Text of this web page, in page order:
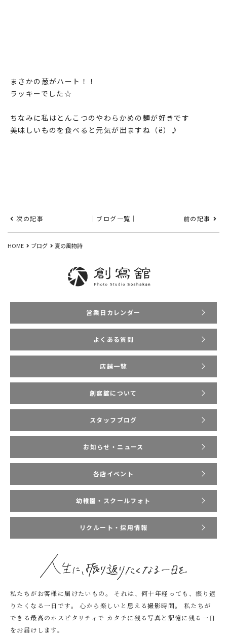
まさかの葱がハート！！
ラッキーでした☆
ちなみに私はとんこつのやわらかめの麺が好きです
美味しいものを食べると元気が出ますね（ё）♪
次の記事 ｜ブログ一覧｜ 前の記事
HOME ブログ 夏の風物詩
営業日カレンダー
よくある質問
店舗一覧
創寫舘について
スタッフブログ
お知らせ・ニュース
各店イベント
幼稚園・スクールフォト
リクルート・採用情報
私たちがお客様に届けたいもの。
それは、何十年経っても、振り返
りたくなる一日です。
心から楽しいと思える撮影時間。
私たちが
できる最高のホスピタリティで カタチに残る写真と記憶に残る一日
をお届けします。